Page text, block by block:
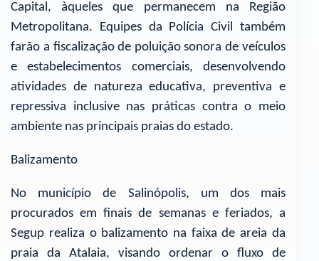
Capital, àqueles que permanecem na Região
Metropolitana. Equipes da Polícia Civil também
farão a fiscalização de poluição sonora de veículos
e estabelecimentos comerciais, desenvolvendo
atividades de natureza educativa, preventiva e
repressiva inclusive nas práticas contra o meio
ambiente nas principais praias do estado.
Balizamento
No município de Salinópolis, um dos mais
procurados em finais de semanas e feriados, a
Segup realiza o balizamento na faixa de areia da
praia da Atalaia, visando ordenar o fluxo de